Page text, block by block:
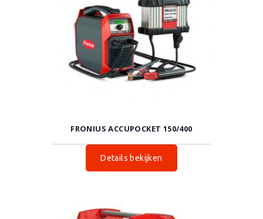
FRONIUS ACCUPOCKET 150/400
Details bekijken